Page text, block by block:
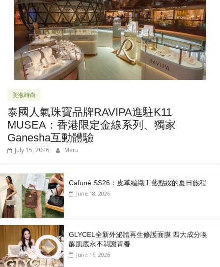
美妝時尚
泰國人氣珠寶品牌RAVIPA進駐K11
MUSEA：香港限定金線系列、獨家
Ganesha互動體驗
July 15, 2026 Maru
Cafuné SS26：皮革編織工藝點綴的夏日旅程
June 18, 2026
GLYCEL全新外泌體再生修護面膜 四大成分喚
醒肌底永不凋謝青春
June 16, 2026